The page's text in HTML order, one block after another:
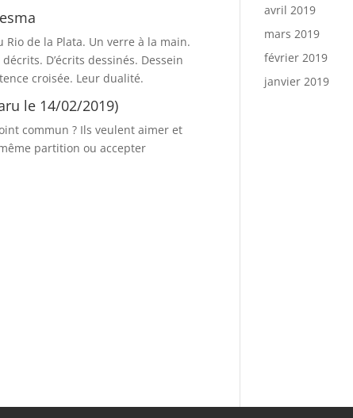
Rio de la Plata. Un verre à la main.
D’écrits dessinés. Dessein
croisée. Leur dualité.
le 14/02/2019)
commun ? Ils veulent aimer et
partition ou accepter
avril 2019
mars 2019
février 2019
janvier 2019